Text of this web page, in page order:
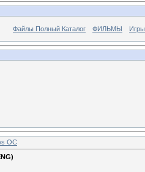
Файлы Полный Каталог ФИЛЬМЫ
ОС